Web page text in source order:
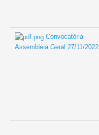
Convocatória
Assembleia Geral 27/11/2022